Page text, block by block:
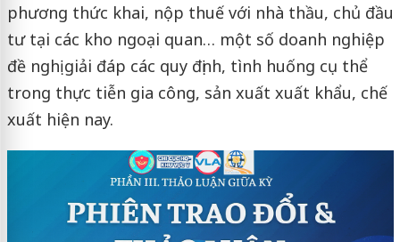
phương thức khai, nộp thuế với nhà thầu, chủ đầu
tư tại các kho ngoại quan… một số doanh nghiệp
đề nghị giải đáp các quy định, tình huống cụ thể
trong thực tiễn gia công, sản xuất xuất khẩu, chế
xuất hiện nay.